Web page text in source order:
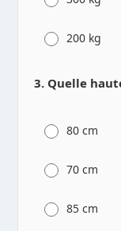
200 kg
3. Quelle
80 cm
70 cm
85 cm